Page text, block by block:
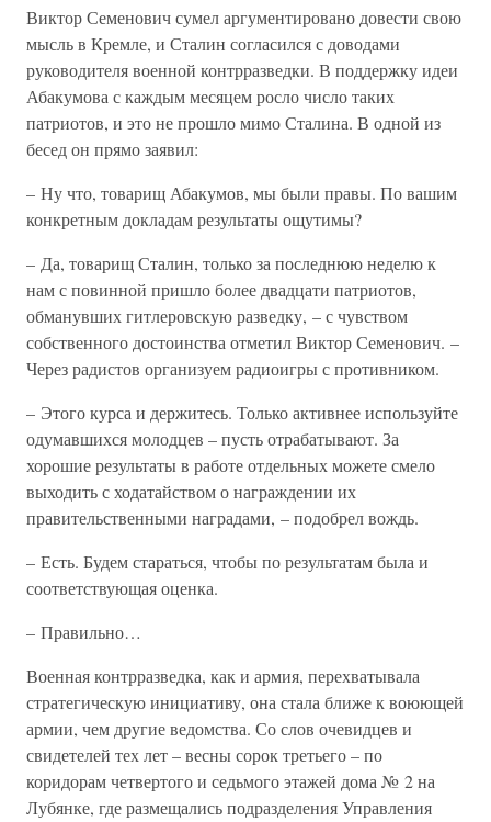
Виктор Семенович сумел аргументировано довести свою
мысль в Кремле, и Сталин согласился с доводами
руководителя военной контрразведки. В поддержку идеи
Абакумова с каждым месяцем росло число таких
патриотов, и это не прошло мимо Сталина. В одной из
бесед он прямо заявил:
– Ну что, товарищ Абакумов, мы были правы. По вашим
конкретным докладам результаты ощутимы?
– Да, товарищ Сталин, только за последнюю неделю к
нам с повинной пришло более двадцати патриотов,
обманувших гитлеровскую разведку, – с чувством
собственного достоинства отметил Виктор Семенович. –
Через радистов организуем радиоигры с противником.
– Этого курса и держитесь. Только активнее используйте
одумавшихся молодцев – пусть отрабатывают. За
хорошие результаты в работе отдельных можете смело
выходить с ходатайством о награждении их
правительственными наградами, – подобрел вождь.
– Есть. Будем стараться, чтобы по результатам была и
соответствующая оценка.
– Правильно…
Военная контрразведка, как и армия, перехватывала
стратегическую инициативу, она стала ближе к воюющей
армии, чем другие ведомства. Со слов очевидцев и
свидетелей тех лет – весны сорок третьего – по
коридорам четвертого и седьмого этажей дома № 2 на
Лубянке, где размещались подразделения Управления